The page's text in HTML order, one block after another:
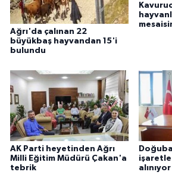
Ağrı'da çalınan 22
büyükbaş hayvandan 15'i
bulundu
AK Parti heyetinden Ağrı
Milli Eğitim Müdürü Çakan'a
tebrik
işaretle
alınıyor